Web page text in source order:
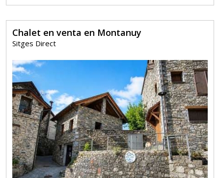
Chalet en venta en Montanuy
Sitges Direct